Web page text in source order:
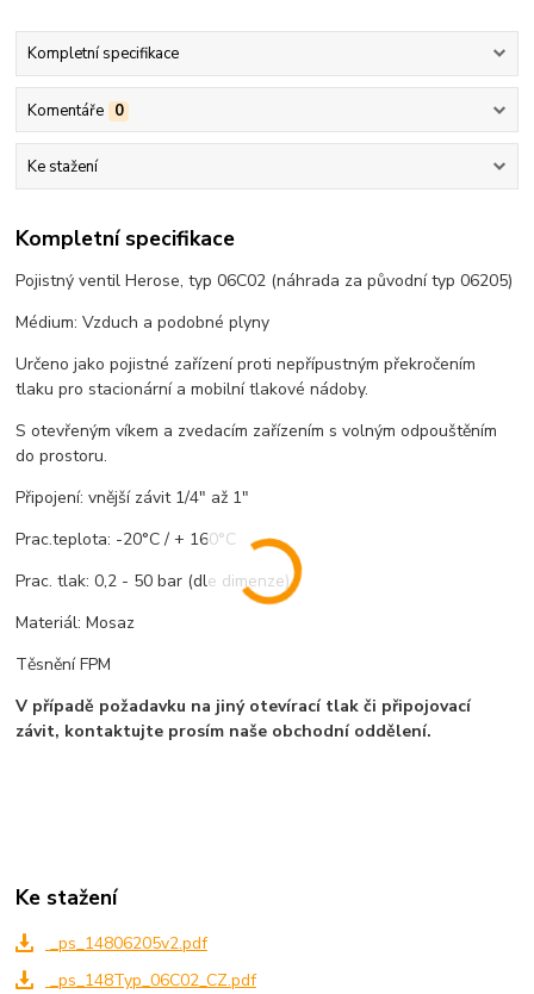
Kompletní specifikace
Komentáře 0
Ke stažení
Kompletní specifikace
Pojistný ventil Herose, typ 06C02 (náhrada za původní typ 06205)
Médium: Vzduch a podobné plyny
Určeno jako pojistné zařízení proti nepřípustným překročením
tlaku pro stacionární a mobilní tlakové nádoby.
S otevřeným víkem a zvedacím zařízením s volným odpouštěním
do prostoru.
Připojení: vnější závit 1/4" až 1"
Prac.teplota: -20°C / + 160°C
Prac. tlak: 0,2 - 50 bar (dle dimenze)
Materiál: Mosaz
Těsnění FPM
V případě požadavku na jiný otevírací tlak či připojovací
závit, kontaktujte prosím naše obchodní oddělení.
Ke stažení
_ps_14806205v2.pdf
_ps_148Typ_06C02_CZ.pdf